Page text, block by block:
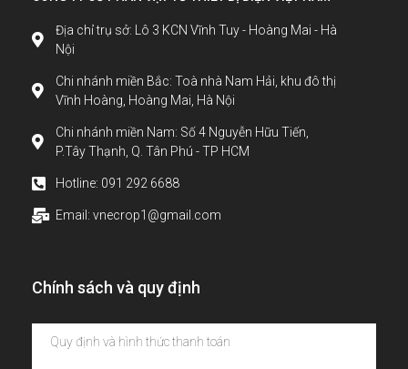
Địa chỉ trụ sở: Lô 3 KCN Vĩnh Tuy - Hoàng Mai - Hà
Nội
Chi nhánh miền Bắc: Toà nhà Nam Hải, khu đô thị
Vĩnh Hoàng, Hoàng Mai, Hà Nội
Chi nhánh miền Nam: Số 4 Nguyễn Hữu Tiến,
P.Tây Thạnh, Q. Tân Phú - TP HCM
Hotline: 091 292 6688
Email: vnecrop1@gmail.com
Chính sách và quy định
Quy định và hình thức thanh toán